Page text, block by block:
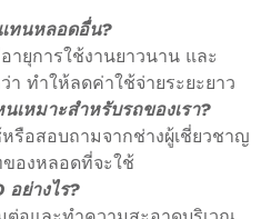
ทนหลอดอื่น?
ายุการใช้งานยาวนาน และ
า ทำให้ลดค่าใช้จ่ายระยะยาว
เหมาะสำหรับรถของเรา?
รือสอบถามจากช่างผู้เชี่ยวชาญ
ของหลอดที่จะใช้
อย่างไร?